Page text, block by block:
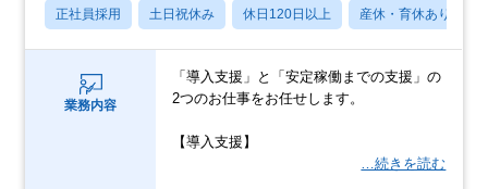
正社員採用 土日祝休み 休日120日以上 産休・育休あり
業務内容
「導入支援」と「安定稼働までの支援」の
2つのお仕事をお任せします。
【導入支援】
…続きを読む